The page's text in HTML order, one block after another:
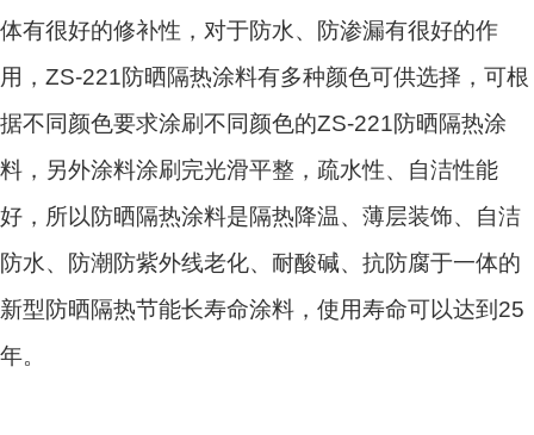
体有很好的修补性，对于防水、防渗漏有很好的作
用，ZS-221防晒隔热涂料有多种颜色可供选择，可根
据不同颜色要求涂刷不同颜色的ZS-221防晒隔热涂
料，另外涂料涂刷完光滑平整，疏水性、自洁性能
好，所以防晒隔热涂料是隔热降温、薄层装饰、自洁
防水、防潮防紫外线老化、耐酸碱、抗防腐于一体的
新型防晒隔热节能长寿命涂料，使用寿命可以达到25
年。